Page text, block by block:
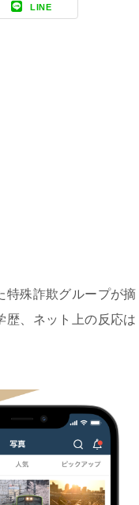
LINE
殊詐欺グループが摘
歴、ネット上の反応は